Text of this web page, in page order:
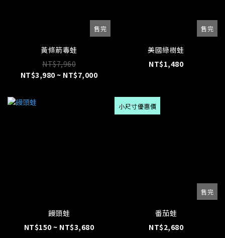
售完
黃條箭毒蛙
NT$7,960
NT$3,980 ~ NT$7,000
售完
美國綠樹蛙
NT$1,480
饅頭蛙
NT$150 ~ NT$3,680
小尺寸優惠價
售完
番茄蛙
NT$2,680